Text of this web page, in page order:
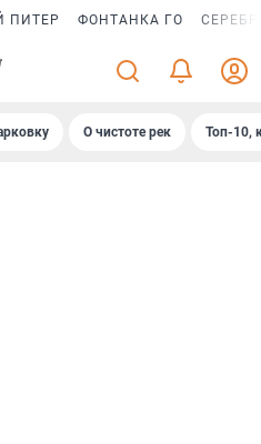
ПИТЕР ФОНТАНКА ГО
О чистоте рек Топ-10,